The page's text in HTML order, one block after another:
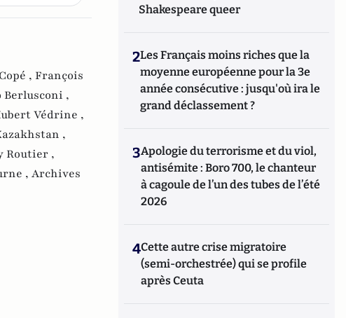
, François
Berlusconi ,
Védrine ,
,
Routier ,
, Archives
Shakespeare queer
2Les Français moins riches que la
moyenne européenne pour la 3e
année consécutive : jusqu'où ira le
grand déclassement ?
3Apologie du terrorisme et du viol,
antisémite : Boro 700, le chanteur
à cagoule de l’un des tubes de l’été
2026
4Cette autre crise migratoire
(semi-orchestrée) qui se profile
après Ceuta